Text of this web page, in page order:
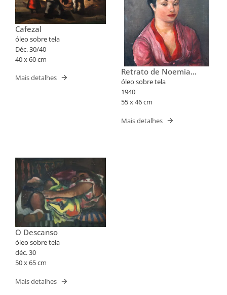
Cafezal
óleo sobre tela
Déc. 30/40
40 x 60 cm
Mais detalhes
Retrato de Noemia
Mourão
óleo sobre tela
1940
55 x 46 cm
Mais detalhes
O Descanso
óleo sobre tela
déc. 30
50 x 65 cm
Mais detalhes